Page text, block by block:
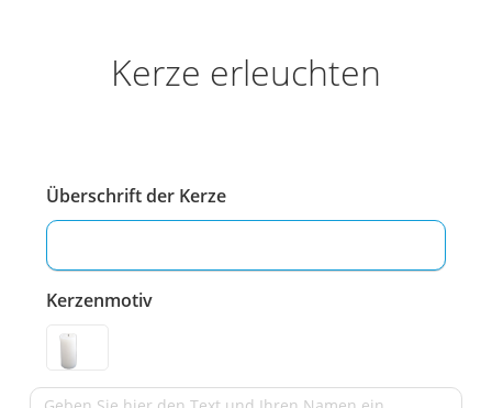
Kerze erleuchten
Überschrift der Kerze
Kerzenmotiv